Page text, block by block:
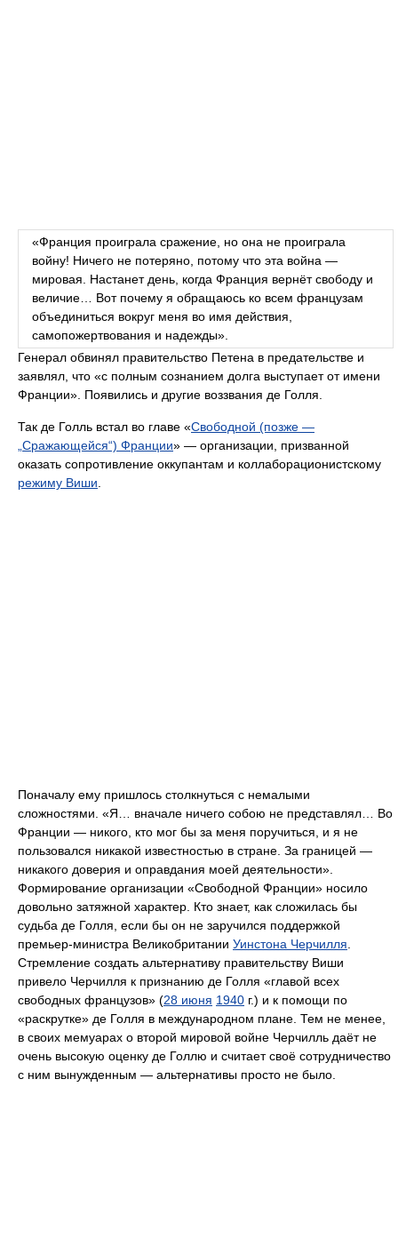
«Франция проиграла сражение, но она не проиграла
войну! Ничего не потеряно, потому что эта война —
мировая. Настанет день, когда Франция вернёт свободу и
величие… Вот почему я обращаюсь ко всем французам
объединиться вокруг меня во имя действия,
самопожертвования и надежды».
Генерал обвинял правительство Петена в предательстве и
заявлял, что «с полным сознанием долга выступает от имени
Франции». Появились и другие воззвания де Голля.
Так де Голль встал во главе «Свободной (позже —
„Сражающейся“) Франции» — организации, призванной
оказать сопротивление оккупантам и коллаборационистскому
режиму Виши
Поначалу ему пришлось столкнуться с немалыми
сложностями. «Я… вначале ничего собою не представлял… Во
Франции — никого, кто мог бы за меня поручиться, и я не
пользовался никакой известностью в стране. За границей —
никакого доверия и оправдания моей деятельности».
Формирование организации «Свободной Франции» носило
довольно затяжной характер. Кто знает, как сложилась бы
судьба де Голля, если бы он не заручился поддержкой
премьер-министра Великобритании Уинстона Черчилля
Стремление создать альтернативу правительству Виши
привело Черчилля к признанию де Голля «главой всех
свободных французов» (28 июня 1940 г.) и к помощи по
«раскрутке» де Голля в международном плане. Тем не менее,
в своих мемуарах о второй мировой войне Черчилль даёт не
очень высокую оценку де Голлю и считает своё сотрудничество
с ним вынужденным — альтернативы просто не было.